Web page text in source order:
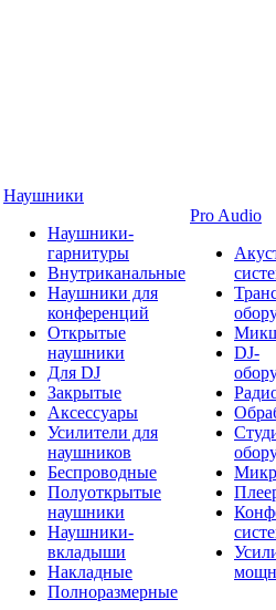
Наушники
Наушники-
гарнитуры
Внутриканальные
Наушники для
конференций
Открытые
наушники
Для DJ
Закрытые
Аксессуары
Усилители для
наушников
Беспроводные
Полуоткрытые
наушники
Наушники-
вкладыши
Накладные
Полноразмерные
Pro Audio
DJ-